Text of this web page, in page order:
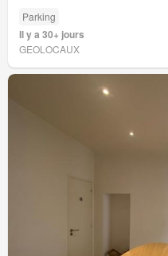
Parking
Il y a 30+ jours
GEOLOCAUX